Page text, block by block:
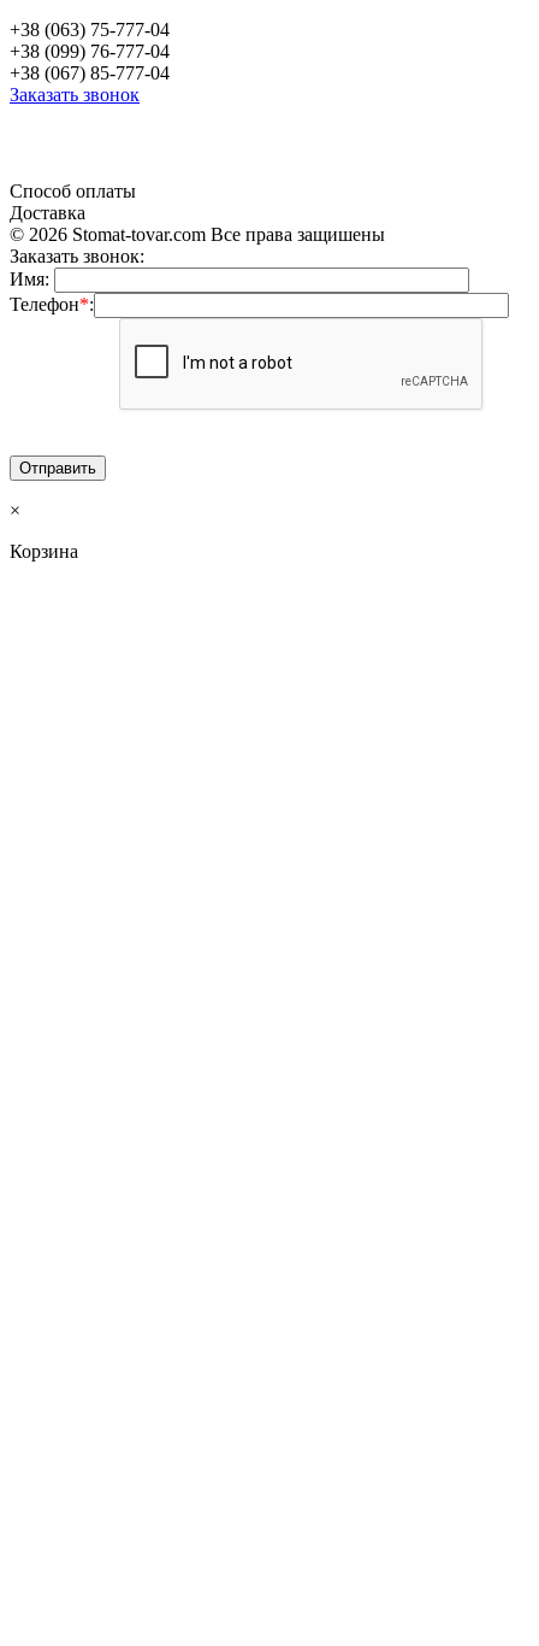
+38 (063) 75-777-04
+38 (099) 76-777-04
+38 (067) 85-777-04
Заказать звонок
Способ оплаты
Доставка
© 2026 Stomat-tovar.com Все права защишены
Заказать звонок:
Имя:
Телефон*:
×
Корзина